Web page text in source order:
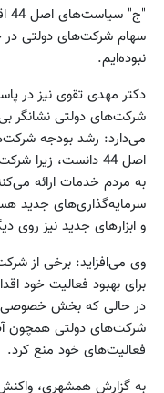
سهام شرکت‌های دولتی
نبوده‌ایم.
دکتر مهدی تقوی نیز در
شرکت‌های دولتی نشانگر
می‌دارد: رشد بودجه
اصل 44 دانست،
به مردم خدمات ارائه
سرمایه‌گذاری‌های جدید
و ابزارهای جدید نیز
وی می‌افزاید: برخی از
برای بهبود فعالیت خود
در حالی که بخش خصوصی
شرکت‌های دولتی همچون آب
فعالیت‌های خود منع کرد.
به گزارش همشهری،